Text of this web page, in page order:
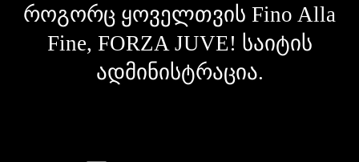
როგორც ყოველთვის Fino Alla
Fine, FORZA JUVE! საიტის
ადმინისტრაცია.